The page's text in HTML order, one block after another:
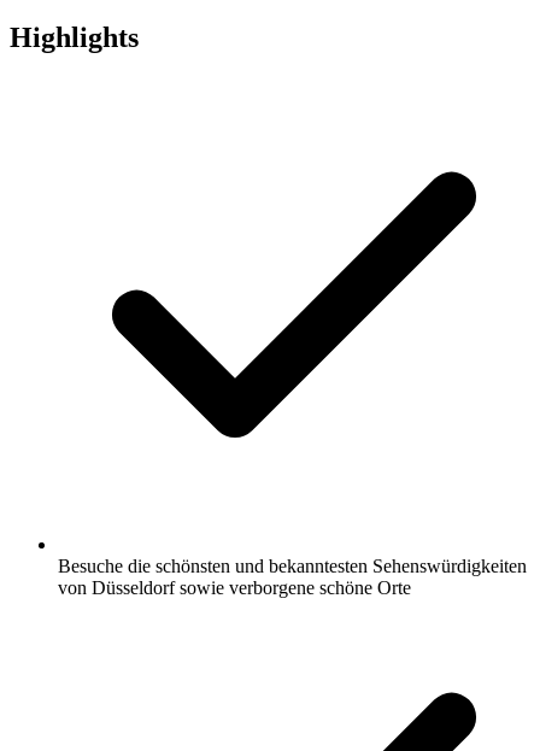
Highlights
Besuche die schönsten und bekanntesten Sehenswürdigkeiten
von Düsseldorf sowie verborgene schöne Orte